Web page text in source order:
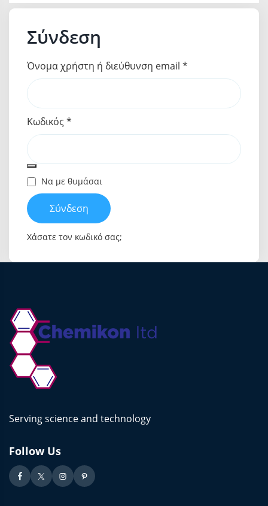
Σύνδεση
Όνομα χρήστη ή διεύθυνση email *
Κωδικός *
Να με θυμάσαι
Σύνδεση
Χάσατε τον κωδικό σας;
Serving science and technology
Follow Us